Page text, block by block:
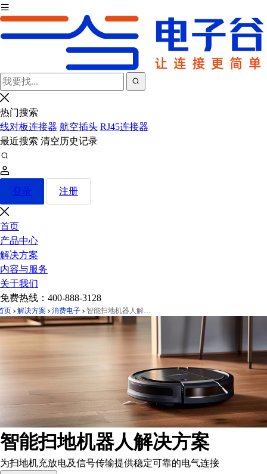
热门搜索
线对板连接器 航空插头 RJ45连接器
最近搜索 清空历史记录
登录 注册
首页
产品中心
解决方案
内容与服务
关于我们
免费热线： 400-888-3128
页 解决方案 消费电子 智能扫地机器人解决方案
智能扫地机器人解决方案
为扫地机充放电及信号传输提供稳定可靠的电气连接